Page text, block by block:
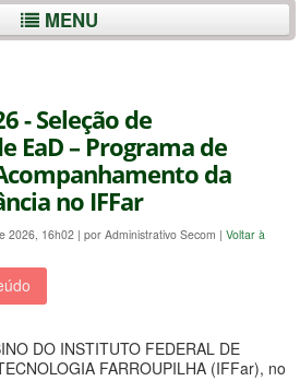
MENU
- Seleção de
EaD – Programa de
da
no IFFar
2026, 16h02 | por Administrativo Secom | Voltar à
DO INSTITUTO FEDERAL DE
FARROUPILHA (IFFar), no